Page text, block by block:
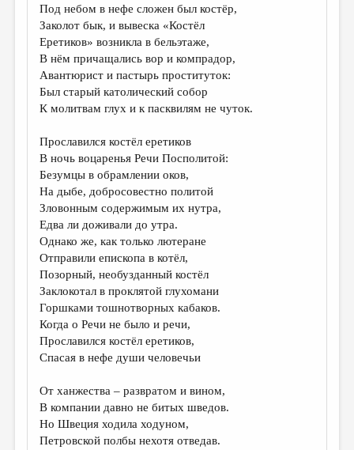
Под небом в нефе сложен был костёр,
Заколот бык, и вывеска «Костёл
Еретиков» возникла в бельэтаже,
В нём причащались вор и компрадор,
Авантюрист и пастырь проституток:
Был старый католический собор
К молитвам глух и к пасквилям не чуток.
Прославился костёл еретиков
В ночь воцаренья Речи Посполитой:
Безумцы в обрамлении оков,
На дыбе, добросовестно политой
Зловонным содержимым их нутра,
Едва ли доживали до утра.
Однако же, как только лютеране
Отправили епископа в котёл,
Позорный, необузданный костёл
Заклокотал в проклятой глухомани
Горшками тошнотворных кабаков.
Когда о Речи не было и речи,
Прославился костёл еретиков,
Спасая в нефе души человечьи
От ханжества – развратом и вином,
В компании давно не битых шведов.
Но Швеция ходила ходуном,
Петровской полбы нехотя отведав.